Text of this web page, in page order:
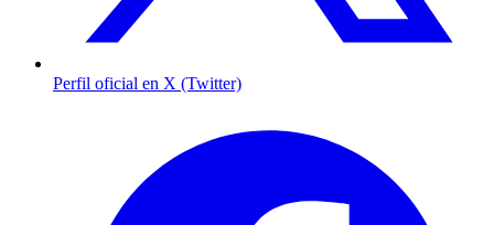
Perfil oficial en X (Twitter)